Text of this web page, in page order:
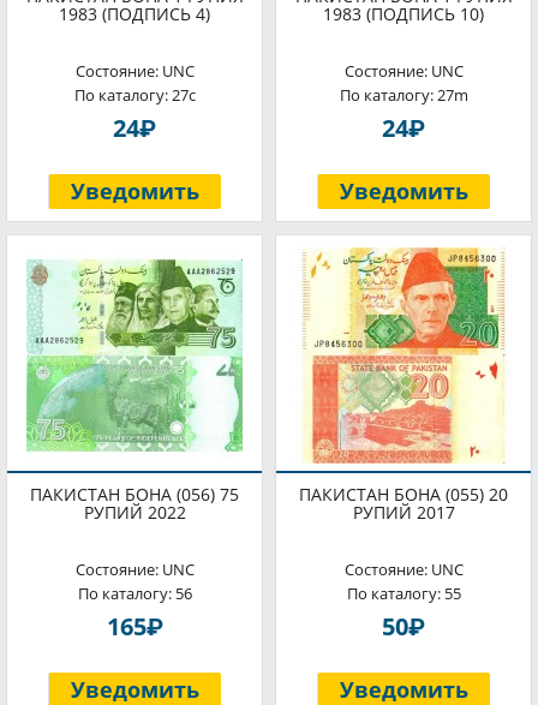
1983 (ПОДПИСЬ 4)
Состояние: UNC
По каталогу: 27c
24P
Уведомить
1983 (ПОДПИСЬ 10)
Состояние: UNC
По каталогу: 27m
24P
Уведомить
ПАКИСТАН БОНА (056) 75
РУПИЙ 2022
Состояние: UNC
По каталогу: 56
165P
Уведомить
ПАКИСТАН БОНА (055) 20
РУПИЙ 2017
Состояние: UNC
По каталогу: 55
50P
Уведомить